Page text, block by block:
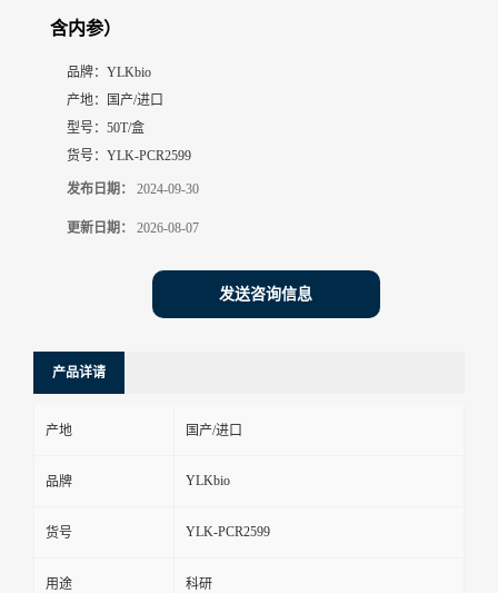
含内参）
品牌： YLKbio
产地：
国产/进口
型号： 50T/盒
货号： YLK-PCR2599
发布日期： 2024-09-30
更新日期： 2026-08-07
发送咨询信息
产品详请
产地 国产/进口
品牌 YLKbio
货号 YLK-PCR2599
用途 科研